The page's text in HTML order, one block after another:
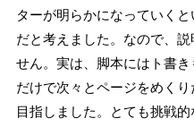
ターが明らかになっていく
だと考えました。なので、
せん。実は、脚本にはト書
だけで次々とページをめく
目指しました。とても挑戦的